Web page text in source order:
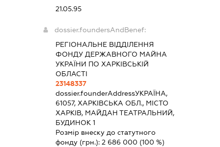
21.05.95
dossier.foundersAndBenef:
РЕГІОНАЛЬНЕ ВІДДІЛЕННЯ
ФОНДУ ДЕРЖАВНОГО МАЙНА
УКРАЇНИ ПО ХАРКІВСЬКІЙ
ОБЛАСТІ
23148337
dossier.founderAddressУКРАЇНА,
61057, ХАРКІВСЬКА ОБЛ., МІСТО
ХАРКІВ, МАЙДАН ТЕАТРАЛЬНИЙ,
БУДИНОК 1
Розмір внеску до статутного
фонду (грн.):2 686 000 (100 %)